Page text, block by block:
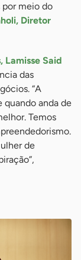
por meio do
Diretor
Lamisse Said
das
“A
quando anda de
Temos
de